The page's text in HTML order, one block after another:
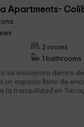
Apartments-
2 rooms
1 bathrooms
se encuentra dentro
un espacio lleno de
la tranquilidad en